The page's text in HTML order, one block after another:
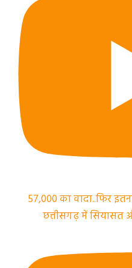
57,000 का वादा..फिर
छत्तीसगढ़ में सियासत